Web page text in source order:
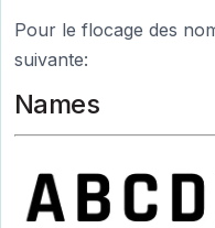
Pour le flocage des
suivante:
Names